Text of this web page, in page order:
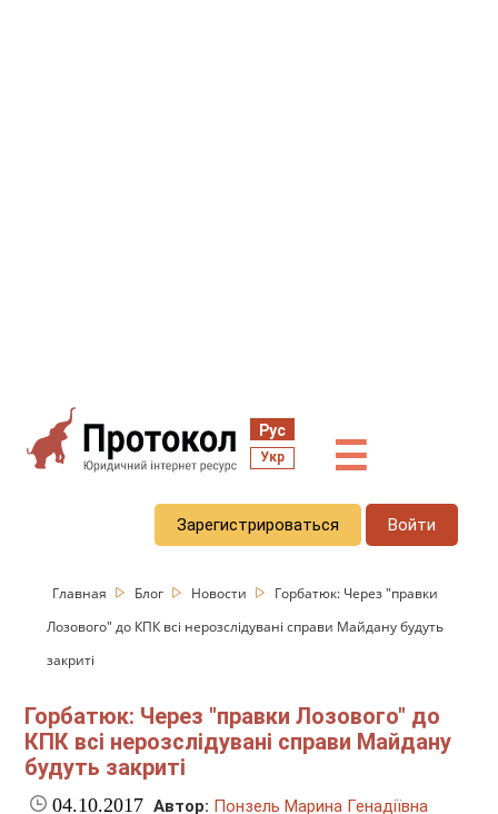
Рус
Укр ☰
Зарегистрироваться Войти
Главная Блог Новости
Горбатюк: Через "правки
Лозового" до КПК всі нерозслідувані справи Майдану будуть
закриті
Горбатюк: Через "правки Лозового" до
КПК всі нерозслідувані справи Майдану
будуть закриті
04.10.2017 Автор: Понзель Марина Генадіївна